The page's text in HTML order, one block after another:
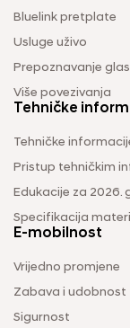
Bluelink pretplate
Usluge uživo
Prepoznavanje
Više povezivanja
Tehničke
Tehničke
Pristup tehničkim
Edukacije za 2026.
Specifikacija
E-mobilnost
Vrijedno promjene
Zabava i udobnost
Sigurnost